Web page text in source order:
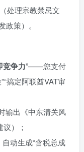
处理宗教禁忌文
策）。
竞争力”——您支付
搞定阿联酋VAT审
输出《中东清关风
）；
动生成“含税总成